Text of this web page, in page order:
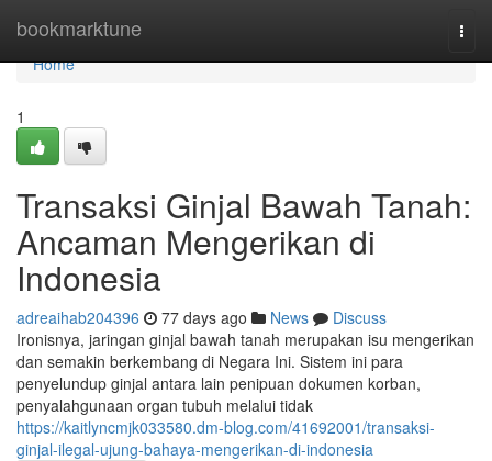
bookmarktune
Home
Home
1
Transaksi Ginjal Bawah Tanah:
Ancaman Mengerikan di
Indonesia
adreaihab204396 77 days ago News
Discuss
Ironisnya, jaringan ginjal bawah tanah merupakan isu mengerikan
dan semakin berkembang di Negara Ini. Sistem ini para
penyelundup ginjal antara lain penipuan dokumen korban,
penyalahgunaan organ tubuh melalui tidak
https://kaitlyncmjk033580.dm-blog.com/41692001/transaksi-
ginjal-ilegal-ujung-bahaya-mengerikan-di-indonesia